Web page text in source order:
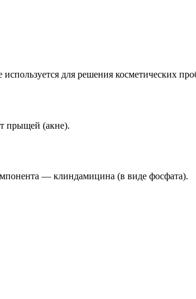
для решения косметических
прыщей (акне).
— клиндамицина (в виде фосфата).